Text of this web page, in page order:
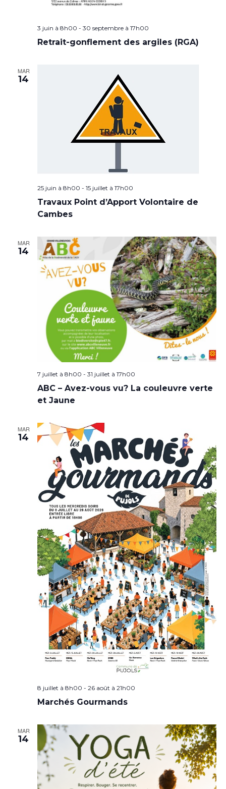
3 juin à 8h00 - 30 septembre à 17h00
Retrait-gonflement des argiles (RGA)
MAR
14
25 juin à 8h00 - 15 juillet à 17h00
Travaux Point d’Apport Volontaire de
Cambes
MAR
14
7 juillet à 8h00 - 31 juillet à 17h00
ABC – Avez-vous vu? La couleuvre verte
et Jaune
MAR
14
8 juillet à 8h00 - 26 août à 21h00
Marchés Gourmands
MAR
14